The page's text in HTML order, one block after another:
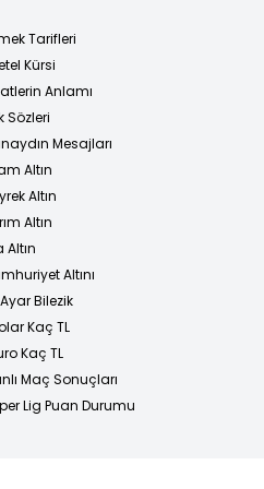
Tarifleri
Kürsi
Anlamı
Sözleri
Mesajları
Altın
Altın
Altın
Altın
Altını
Bilezik
Kaç TL
Kaç TL
Maç Sonuçları
Lig Puan Durumu